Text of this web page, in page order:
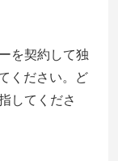
を契約して独
ください。ど
してくださ